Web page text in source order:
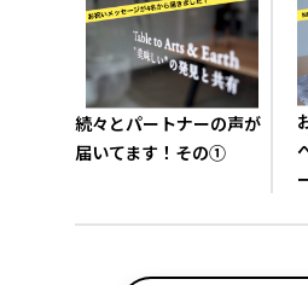
続々とパートナーの声が
届いてます！その①